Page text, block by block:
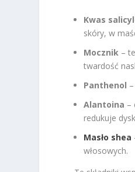
Kwas
skóry, w
Mocznik –
twardość
Panthenol
Alantoina –
redukuje
Masło shea
włosowych.